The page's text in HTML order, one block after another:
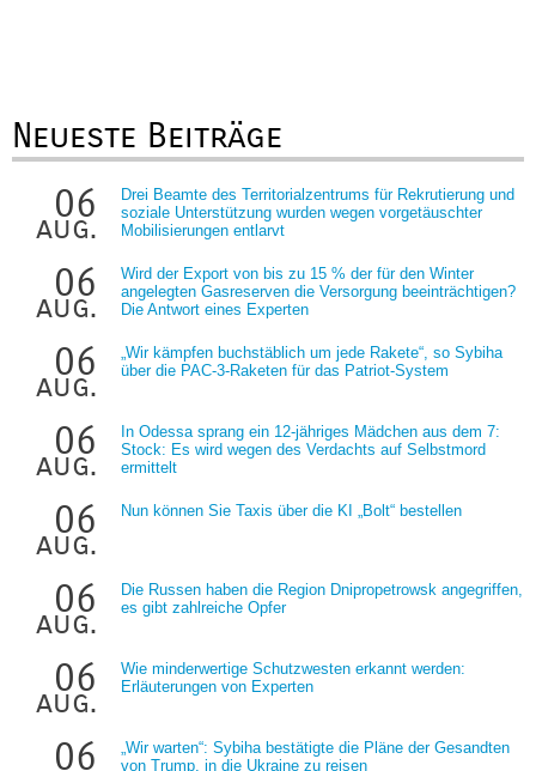
Neueste Beiträge
06
aug.
Drei Beamte des Territorialzentrums für Rekrutierung und
soziale Unterstützung wurden wegen vorgetäuschter
Mobilisierungen entlarvt
06
aug.
Wird der Export von bis zu 15 % der für den Winter
angelegten Gasreserven die Versorgung beeinträchtigen?
Die Antwort eines Experten
06
aug.
„Wir kämpfen buchstäblich um jede Rakete“, so Sybiha
über die PAC-3-Raketen für das Patriot-System
06
aug.
In Odessa sprang ein 12-jähriges Mädchen aus dem 7:
Stock: Es wird wegen des Verdachts auf Selbstmord
ermittelt
06
aug.
Nun können Sie Taxis über die KI „Bolt“ bestellen
06
aug.
Die Russen haben die Region Dnipropetrowsk angegriffen,
es gibt zahlreiche Opfer
06
aug.
Wie minderwertige Schutzwesten erkannt werden:
Erläuterungen von Experten
06
„Wir warten“: Sybiha bestätigte die Pläne der Gesandten
von Trump, in die Ukraine zu reisen